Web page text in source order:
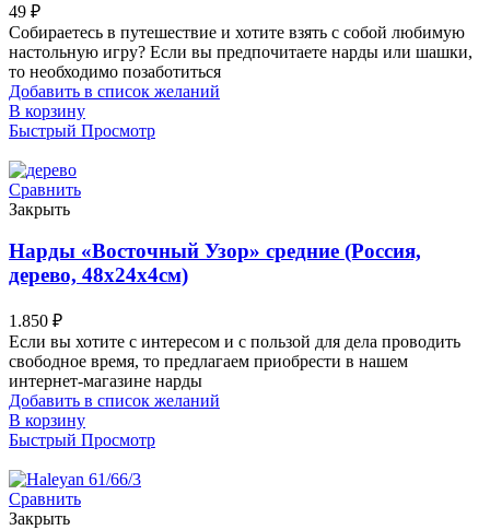
49 ₽
Собираетесь в путешествие и хотите взять с собой любимую
настольную игру? Если вы предпочитаете нарды или шашки,
то необходимо позаботиться
Добавить в список желаний
В корзину
Быстрый Просмотр
Сравнить
Закрыть
Нарды «Восточный Узор» средние (Россия,
дерево, 48х24х4см)
1.850 ₽
Если вы хотите с интересом и с пользой для дела проводить
свободное время, то предлагаем приобрести в нашем
интернет-магазине нарды
Добавить в список желаний
В корзину
Быстрый Просмотр
Сравнить
Закрыть